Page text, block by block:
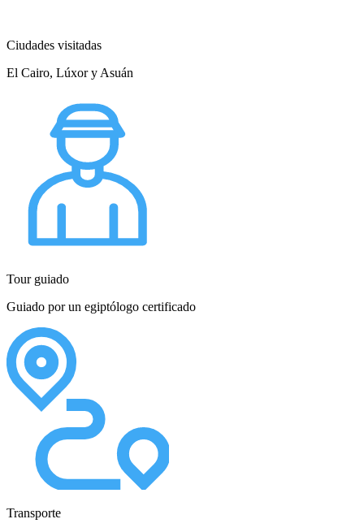
Ciudades visitadas
El Cairo, Lúxor y Asuán
Tour guiado
Guiado por un egiptólogo certificado
Transporte